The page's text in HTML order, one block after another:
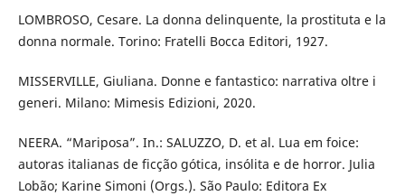
LOMBROSO, Cesare. La donna delinquente, la prostituta e la
donna normale. Torino: Fratelli Bocca Editori, 1927.
MISSERVILLE, Giuliana. Donne e fantastico: narrativa oltre i
generi. Milano: Mimesis Edizioni, 2020.
NEERA. “Mariposa”. In.: SALUZZO, D. et al. Lua em foice:
autoras italianas de ficção gótica, insólita e de horror. Julia
Lobão; Karine Simoni (Orgs.). São Paulo: Editora Ex